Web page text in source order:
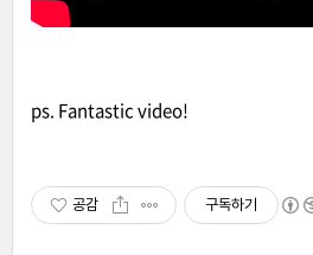
ps. Fantastic video!
공감 구독하기